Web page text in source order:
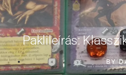
Paklileírás:
BY